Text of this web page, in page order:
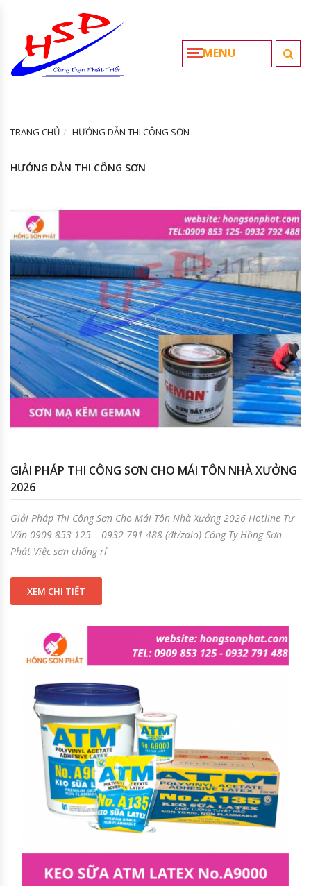
MENU
TRANG CHỦ HƯỚNG DẪN THI CÔNG SƠN
HƯỚNG DẪN THI CÔNG SƠN
GIẢI PHÁP THI CÔNG SƠN CHO MÁI TÔN NHÀ XƯỞNG
2026
Giải Pháp Thi Công Sơn Cho Mái Tôn Nhà Xưởng 2026 Hotline Tư
Vấn 0909 853 125 – 0932 791 488 (đt/zalo)-Công Ty Hồng Sơn
Phát Việc sơn chống rỉ
XEM CHI TIẾT